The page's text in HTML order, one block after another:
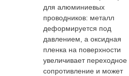
для алюминиевых
проводников: металл
деформируется под
давлением, а оксидная
пленка на поверхности
увеличивает переходное
сопротивление и может